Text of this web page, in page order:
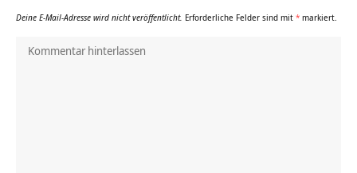
Deine E-Mail-Adresse wird nicht veröffentlicht. Erforderliche Felder sind mit * markiert.